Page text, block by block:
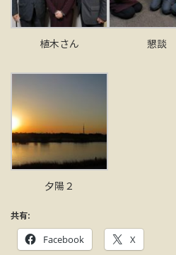
植木さん 懇談
夕陽２
共有:
Facebook X